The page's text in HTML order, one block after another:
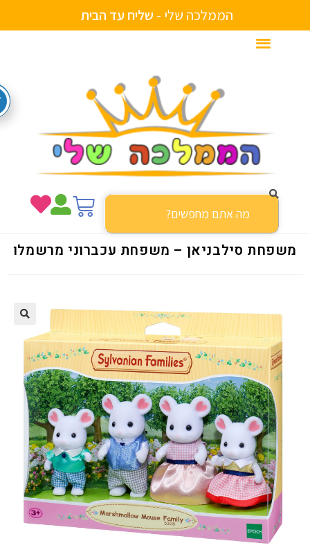
הממלכה שלי -ש ל חעדהבי ת
סילבניאן – משפחת עכברוני מרשמלו